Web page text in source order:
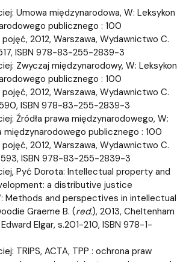
Umowa międzynarodowa, W: Leksykon
publicznego : 100
2012, Warszawa, Wydawnictwo C.
ISBN 978-83-255-2839-3
Zwyczaj międzynarodowy, W: Leksykon
publicznego : 100
2012, Warszawa, Wydawnictwo C.
ISBN 978-83-255-2839-3
Źródła prawa międzynarodowego, W:
międzynarodowego publicznego : 100
2012, Warszawa, Wydawnictwo C.
ISBN 978-83-255-2839-3
Pyć Dorota: Intellectual property and
a distributive justice
Methods and perspectives in intellectual
Graeme B. (red.), 2013, Cheltenham
Elgar, s.201-210, ISBN 978-1-
TRIPS, ACTA, TPP : ochrona praw